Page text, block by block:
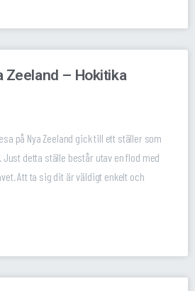
Zeeland – Hokitika
på Nya Zeeland gick till ett ställer som
Just detta ställe består utav en flod med
Att ta sig dit är väldigt enkelt och